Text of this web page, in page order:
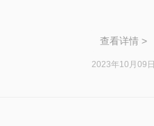
查看详情 >
2023年10月09日